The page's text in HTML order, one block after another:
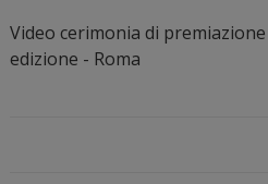
Video cerimonia di
edizione - Roma